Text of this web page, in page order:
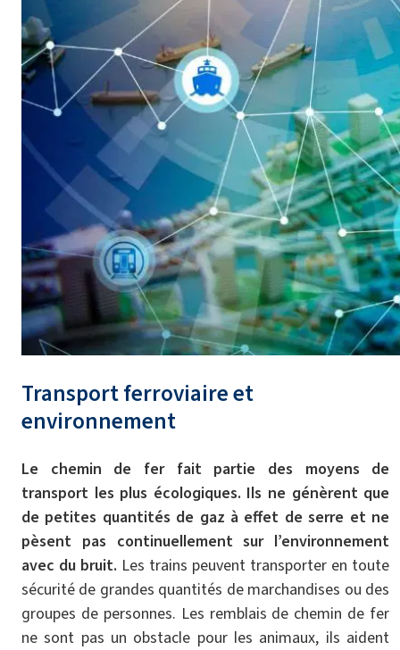
Transport ferroviaire et
environnement
Le chemin de fer fait partie des moyens de
transport les plus écologiques. Ils ne génèrent que
de petites quantités de gaz à effet de serre et ne
pèsent pas continuellement sur l’environnement
avec du bruit. Les trains peuvent transporter en toute
sécurité de grandes quantités de marchandises ou des
groupes de personnes. Les remblais de chemin de fer
ne sont pas un obstacle pour les animaux, ils aident